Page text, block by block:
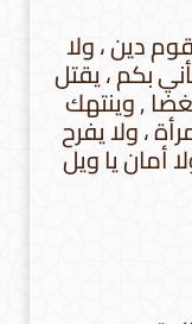
دين ، ولا
بكم ، يقتل
, وينتهك
، ولا يفرح
أمان يا ويل